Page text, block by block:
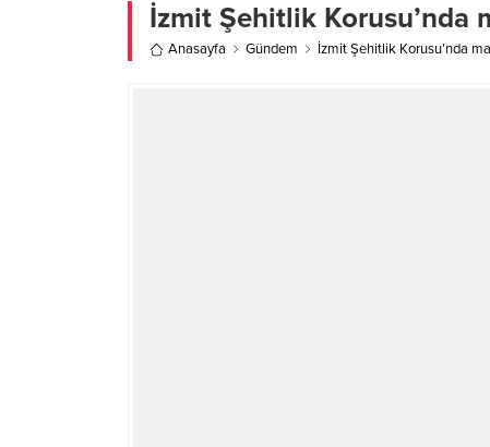
İzmit Şehitlik Korusu’nda
Anasayfa Gündem İzmit Şehitlik Korusu’nda